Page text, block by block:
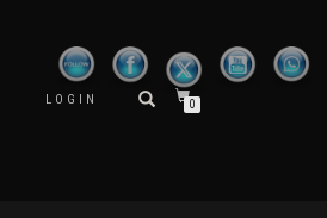
LOGIN 0